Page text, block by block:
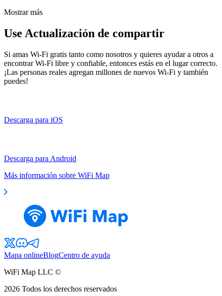
Mostrar más
Use Actualización de compartir
Si amas Wi-Fi gratis tanto como nosotros y quieres ayudar a otros a
encontrar Wi-Fi libre y confiable, entonces estás en el lugar correcto.
¡Las personas reales agregan millones de nuevos Wi-Fi y también
puedes!
Descarga para iOS
Descarga para Android
Más información sobre WiFi Map
Mapa onlineBlogCentro de ayuda
WiFi Map LLC ©
2026 Todos los derechos reservados